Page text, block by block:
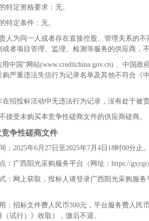
特定资格要求：无。
特定条件：无。
人为同一人或者存在直接控股、管理关系的
者项目管理、监理、检测等服务的供应商，
用中国”网站(www.creditchina.gov.cn) 、中国政
购严重违法失信行为记录名单及其他不符合
在招投标活动中无违法行为记录，没有处于被
接受未购买本竞争性磋商文件的供应商磋商。
争性磋商文件
： 2025年6月 27 日至2025年7月 4 日 18时00分止。
：广西阳光采购服务平台（网址： https://
：网上获取，投标人请登录广西阳光采购服
：招标文件费人民币300元，平台服务费人民币
试行）》收取），缴后不退。